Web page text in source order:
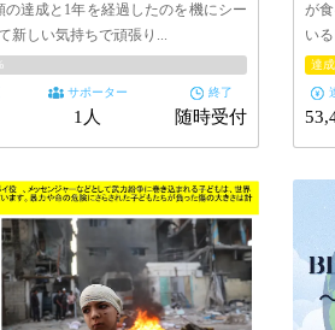
の達成と1年を経過したのを機にシー
新しい気持ちで頑張り...
サポーター
1人
終了
随時受付
が
い
達